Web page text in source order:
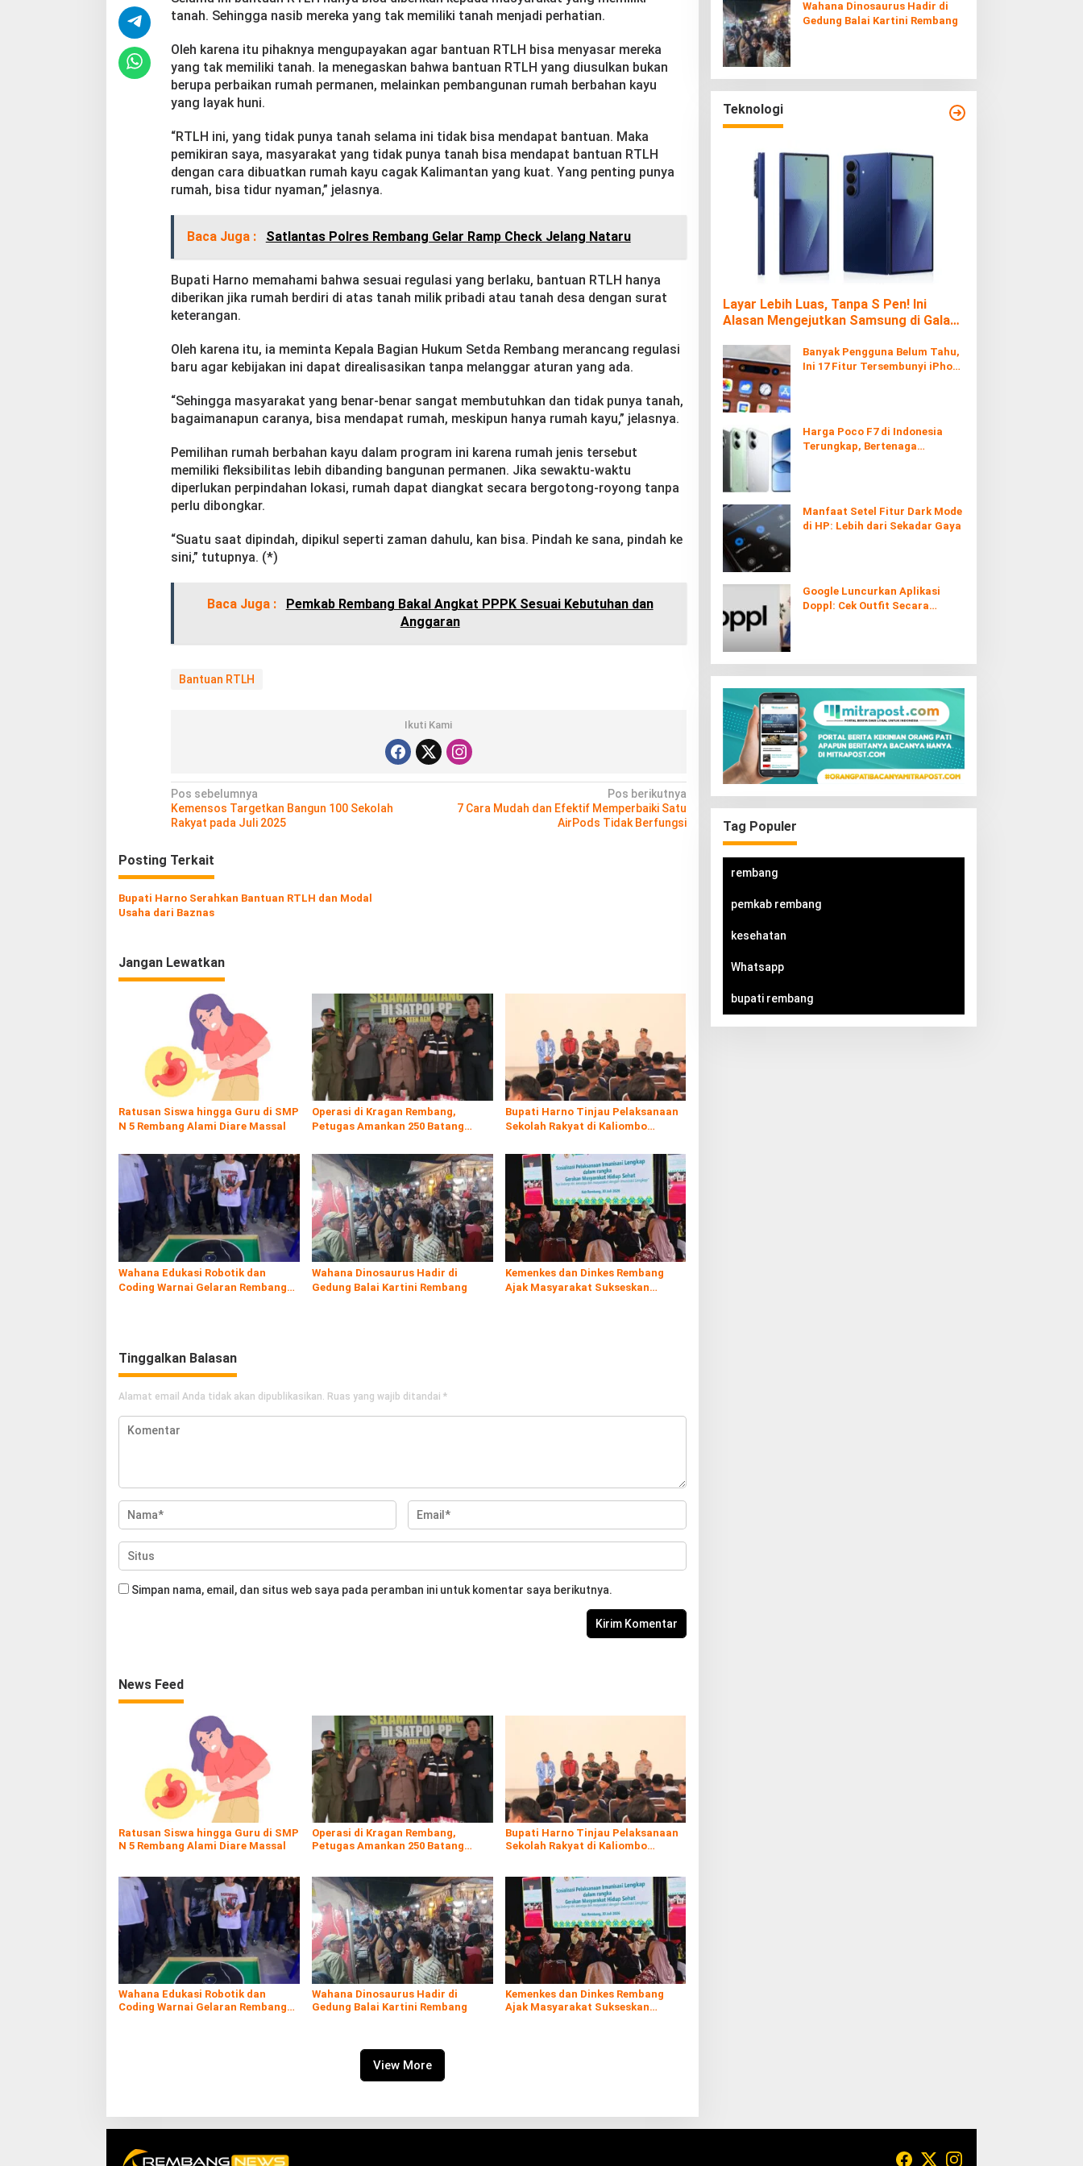
S
a
W
a
y
a
n
a
k
M
l
i
T
n
h
tanah. Sehingga nasib mereka yang tak memiliki tanah menjadi perhatian.
Oleh karena itu pihaknya mengupayakan agar bantuan RTLH bisa menyasar mereka
yang tak memiliki tanah. Ia menegaskan bahwa bantuan RTLH yang diusulkan bukan
berupa perbaikan rumah permanen, melainkan pembangunan rumah berbahan kayu
yang layak huni.
“RTLH ini, yang tidak punya tanah selama ini tidak bisa mendapat bantuan. Maka
pemikiran saya, masyarakat yang tidak punya tanah bisa mendapat bantuan RTLH
dengan cara dibuatkan rumah kayu cagak Kalimantan yang kuat. Yang penting punya
rumah, bisa tidur nyaman,” jelasnya.
Baca Juga : Satlantas Polres Rembang Gelar Ramp Check Jelang Nataru
Bupati Harno memahami bahwa sesuai regulasi yang berlaku, bantuan RTLH hanya
diberikan jika rumah berdiri di atas tanah milik pribadi atau tanah desa dengan surat
keterangan.
Oleh karena itu, ia meminta Kepala Bagian Hukum Setda Rembang merancang regulasi
baru agar kebijakan ini dapat direalisasikan tanpa melanggar aturan yang ada.
“Sehingga masyarakat yang benar-benar sangat membutuhkan dan tidak punya tanah,
bagaimanapun caranya, bisa mendapat rumah, meskipun hanya rumah kayu,” jelasnya.
Pemilihan rumah berbahan kayu dalam program ini karena rumah jenis tersebut
memiliki fleksibilitas lebih dibanding bangunan permanen. Jika sewaktu-waktu
diperlukan perpindahan lokasi, rumah dapat diangkat secara bergotong-royong tanpa
perlu dibongkar.
“Suatu saat dipindah, dipikul seperti zaman dahulu, kan bisa. Pindah ke sana, pindah ke
sini,” tutupnya. (*)
Baca Juga :
Pemkab Rembang Bakal Angkat PPPK Sesuai Kebutuhan dan
Anggaran
Bantuan RTLH
Ikuti Kami
N
a
i
a
i
p
Pos sebelumnya
Kemensos Targetkan Bangun 100 Sekolah
Rakyat pada Juli 2025
Pos berikutnya
7 Cara Mudah dan Efektif Memperbaiki Satu
AirPods Tidak Berfungsi
Posting Terkait
Bupati Harno Serahkan Bantuan RTLH dan Modal
Usaha dari Baznas
Jangan Lewatkan
Ratusan Siswa hingga Guru di SMP
N 5 Rembang Alami Diare Massal
Operasi di Kragan Rembang,
Petugas Amankan 250 Batang
Bupati Harno Tinjau Pelaksanaan
Sekolah Rakyat di Kaliombo
Wahana Edukasi Robotik dan
Coding Warnai Gelaran Rembang
Wahana Dinosaurus Hadir di
Gedung Balai Kartini Rembang
Kemenkes dan Dinkes Rembang
Ajak Masyarakat Sukseskan
Tinggalkan Balasan
Alamat email Anda tidak akan dipublikasikan. Ruas yang wajib ditandai *
Simpan nama, email, dan situs web saya pada peramban ini untuk komentar saya berikutnya.
News Feed
Ratusan Siswa hingga Guru di SMP
N 5 Rembang Alami Diare Massal
Operasi di Kragan Rembang,
Petugas Amankan 250 Batang
Bupati Harno Tinjau Pelaksanaan
Sekolah Rakyat di Kaliombo
Wahana Edukasi Robotik dan
Coding Warnai Gelaran Rembang
Wahana Dinosaurus Hadir di
Gedung Balai Kartini Rembang
Kemenkes dan Dinkes Rembang
Ajak Masyarakat Sukseskan
View More
Wahana Dinosaurus Hadir di
Gedung Balai Kartini Rembang
Teknologi
Layar Lebih Luas, Tanpa S Pen! Ini
Alasan Mengejutkan Samsung di Galaxy
Banyak Pengguna Belum Tahu,
Ini 17 Fitur Tersembunyi iPhone
Harga Poco F7 di Indonesia
Terungkap, Bertenaga
Manfaat Setel Fitur Dark Mode
di HP: Lebih dari Sekadar Gaya
Google Luncurkan Aplikasi
Doppl: Cek Outfit Secara
Tag Populer
rembang
pemkab rembang
kesehatan
Whatsapp
bupati rembang